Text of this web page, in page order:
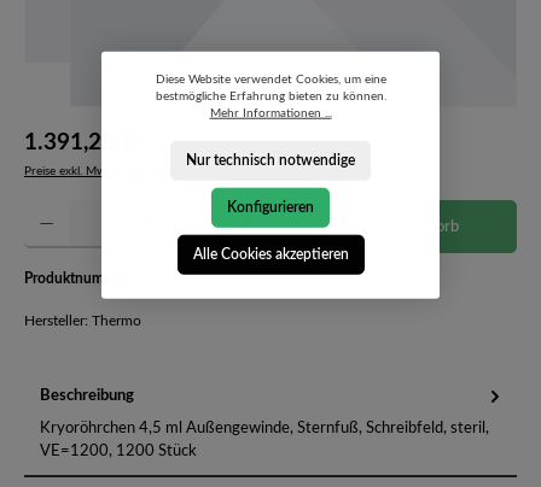
1.391,25 €*
Preise exkl. MwSt. zzgl. Versandkosten
Produkt Anzahl: Gib den gewünschten Wert ein oder benutze die Schaltflächen um die
In den Warenkorb
Produktnummer: 337520-4009106
Hersteller: Thermo
Beschreibung
Kryoröhrchen 4,5 ml Außengewinde, Sternfuß, Schreibfeld, steril,
VE=1200, 1200 Stück
Diese Website verwendet Cookies, um eine
bestmögliche Erfahrung bieten zu können.
Mehr Informationen ...
Nur technisch notwendige
Konfigurieren
Alle Cookies akzeptieren